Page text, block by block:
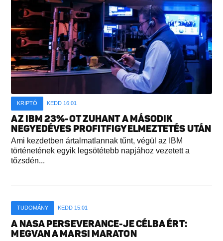
KRIPTÓ KEDD 16:01
AZ IBM 23%-OT ZUHANT A MÁSODIK
NEGYEDÉVES PROFITFIGYELMEZTETÉS UTÁN
Ami kezdetben ártalmatlannak tűnt, végül az IBM
történetének egyik legsötétebb napjához vezetett a
tőzsdén...
TUDOMÁNY KEDD 15:01
A NASA PERSEVERANCE-JE CÉLBA ÉRT:
MEGVAN A MARSI MARATON